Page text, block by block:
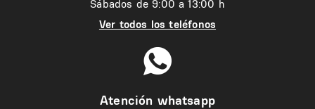
Sábados de 9:00 a 13:00 h
Ver todos los teléfonos
Atención whatsapp